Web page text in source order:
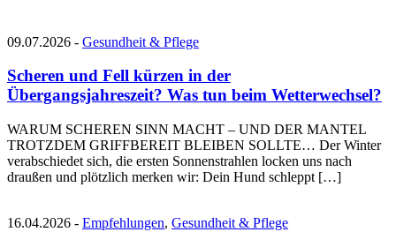
09.07.2026 - Gesundheit & Pflege
Scheren und Fell kürzen in der
Übergangsjahreszeit? Was tun beim Wetterwechsel?
WARUM SCHEREN SINN MACHT – UND DER MANTEL
TROTZDEM GRIFFBEREIT BLEIBEN SOLLTE… Der Winter
verabschiedet sich, die ersten Sonnenstrahlen locken uns nach
draußen und plötzlich merken wir: Dein Hund schleppt […]
16.04.2026 - Empfehlungen, Gesundheit & Pflege